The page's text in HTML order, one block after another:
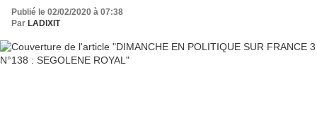
Publié le 02/02/2020 à 07:38
Par LADIXIT